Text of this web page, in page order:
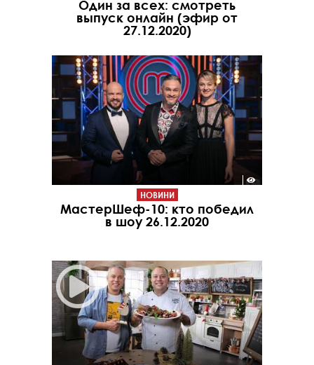
Один за всех: смотреть
выпуск онлайн (эфир от
27.12.2020)
НОВИНИ
МастерШеф-10: кто победил
в шоу 26.12.2020